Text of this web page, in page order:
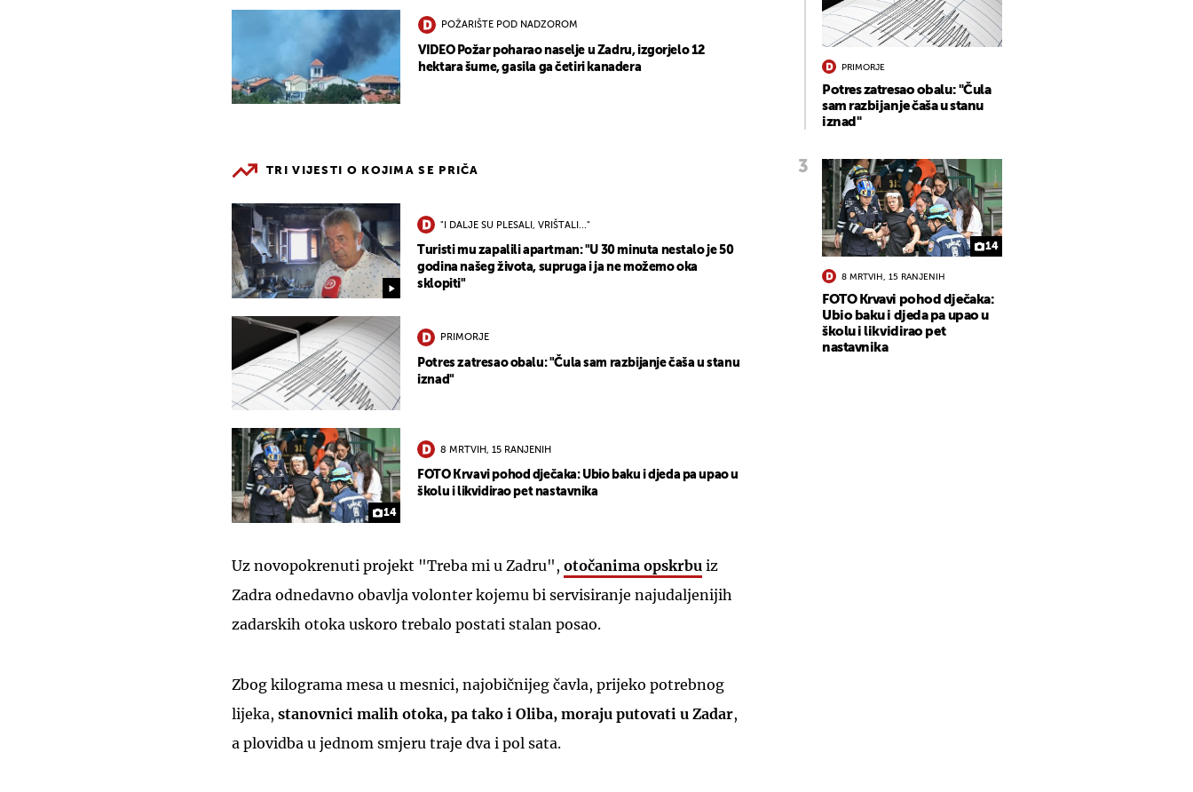
POŽARIŠTE POD NADZOROM
VIDEO Požar poharao naselje u Zadru, izgorjelo 12
hektara šume, gasila ga četiri kanadera
TRI VIJESTI O KOJIMA SE PRIČA
"I DALJE SU PLESALI, VRIŠTALI..."
Turisti mu zapalili apartman: "U 30 minuta nestalo je 50
godina našeg života, supruga i ja ne možemo oka
sklopiti"
PRIMORJE
Potres zatresao obalu: "Čula sam razbijanje čaša u stanu
iznad"
14
8 MRTVIH, 15 RANJENIH
FOTO Krvavi pohod dječaka: Ubio baku i djeda pa upao u
školu i likvidirao pet nastavnika
Uz novopokrenuti projekt "Treba mi u Zadru", otočanima opskrbu iz
Zadra odnedavno obavlja volonter kojemu bi servisiranje najudaljenijih
zadarskih otoka uskoro trebalo postati stalan posao.
Zbog kilograma mesa u mesnici, najobičnijeg čavla, prijeko potrebnog
lijeka, stanovnici malih otoka, pa tako i Oliba, moraju putovati u Zadar,
a plovidba u jednom smjeru traje dva i pol sata.
PRIMORJE
Potres zatresao obalu: "Čula
sam razbijanje čaša u stanu
iznad"
14
8 MRTVIH, 15 RANJENIH
FOTO Krvavi pohod dječaka:
Ubio baku i djeda pa upao u
školu i likvidirao pet
nastavnika
UKLJUČITE NOTIFIKACIJE